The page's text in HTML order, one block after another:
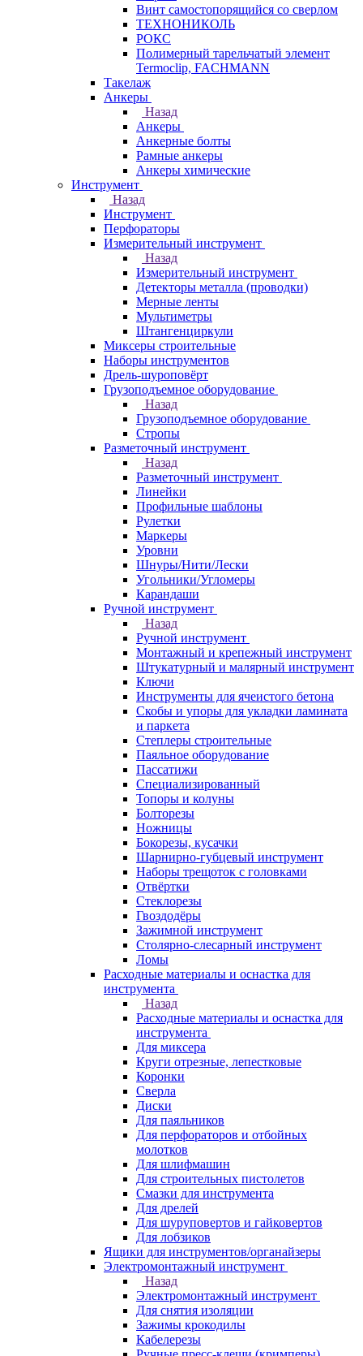
Винт самостопорящийся со сверлом
ТЕХНОНИКОЛЬ
РОКС
Полимерный тарельчатый элемент
Termoclip, FACHMANN
Такелаж
Анкеры
Назад
Анкеры
Анкерные болты
Рамные анкеры
Анкеры химические
Инструмент
Назад
Инструмент
Перфораторы
Измерительный инструмент
Назад
Измерительный инструмент
Детекторы металла (проводки)
Мерные ленты
Мультиметры
Штангенциркули
Миксеры строительные
Наборы инструментов
Дрель-шуроповёрт
Грузоподъемное оборудование
Назад
Грузоподъемное оборудование
Стропы
Разметочный инструмент
Назад
Разметочный инструмент
Линейки
Профильные шаблоны
Рулетки
Маркеры
Уровни
Шнуры/Нити/Лески
Угольники/Угломеры
Карандаши
Ручной инструмент
Назад
Ручной инструмент
Монтажный и крепежный инструмент
Штукатурный и малярный инструмент
Ключи
Инструменты для ячеистого бетона
Скобы и упоры для укладки ламината
и паркета
Степлеры строительные
Паяльное оборудование
Пассатижи
Специализированный
Топоры и колуны
Болторезы
Ножницы
Бокорезы, кусачки
Шарнирно-губцевый инструмент
Наборы трещоток с головками
Отвёртки
Стеклорезы
Гвоздодёры
Зажимной инструмент
Столярно-слесарный инструмент
Ломы
Расходные материалы и оснастка для
инструмента
Назад
Расходные материалы и оснастка для
инструмента
Для миксера
Круги отрезные, лепестковые
Коронки
Сверла
Диски
Для паяльников
Для перфораторов и отбойных
молотков
Для шлифмашин
Для строительных пистолетов
Смазки для инструмента
Для дрелей
Для шуруповертов и гайковертов
Для лобзиков
Ящики для инструментов/органайзеры
Электромонтажный инструмент
Назад
Электромонтажный инструмент
Для снятия изоляции
Зажимы крокодилы
Кабелерезы